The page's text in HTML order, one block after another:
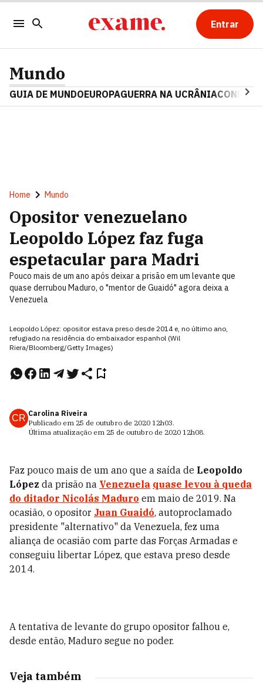
Entrar
Mundo
GUIA DE MUNDOEUROPAGUERRA NA UCRÂNIA
Home Mundo
Opositor venezuelano
Leopoldo López faz fuga
espetacular para Madri
Pouco mais de um ano após deixar a prisão em um levante que
quase derrubou Maduro, o "mentor de Guaidó" agora deixa a
Venezuela
Leopoldo López: opositor estava preso desde 2014 e, no último ano,
refugiado na residência do embaixador espanhol (Wil
Riera/Bloomberg/Getty Images)
CR Carolina Riveira
Publicado em 25 de outubro de 2020 12h03.
Última atualização em 25 de outubro de 2020 12h08.
Faz pouco mais de um ano que a saída de Leopoldo
López da prisão na Venezuela quase levou à queda
do ditador Nicolás Maduro em maio de 2019. Na
ocasião, o opositor Juan Guaidó, autoproclamado
presidente "alternativo" da Venezuela, fez uma
aliança de ocasião com parte das Forças Armadas e
conseguiu libertar López, que estava preso desde
2014.
A tentativa de levante do grupo opositor falhou e,
desde então, Maduro segue no poder.
Veja também